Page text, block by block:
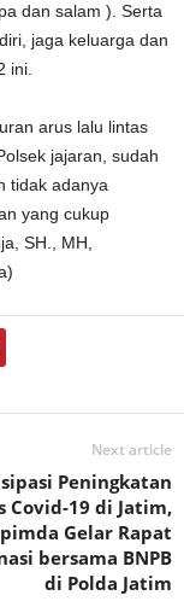
dan salam ). Serta
jaga keluarga dan
ini.
arus lalu lintas
jajaran, sudah
tidak adanya
yang cukup
SH., MH,
Next article
Peningkatan
Covid-19 di Jatim,
Gelar Rapat
bersama BNPB
di Polda Jatim